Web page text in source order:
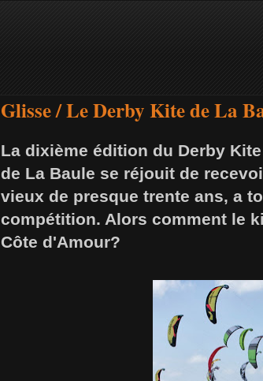
Glisse / Le Derby Kite de La
La dixième édition du Derby
de La Baule se réjouit de
vieux de presque trente ans, a
compétition. Alors comment le
Côte d'Amour?